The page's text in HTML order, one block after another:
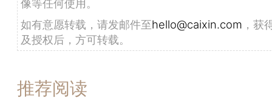
像等任何使用。
如有意愿转载，请发邮件至hello@caixin.com ，获
及授权后，方可转载。
推荐阅读